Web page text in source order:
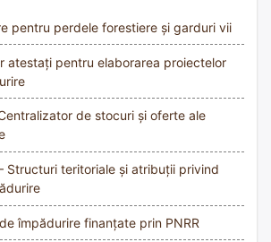
pentru perdele forestiere și garduri vii
atestați pentru elaborarea proiectelor
de stocuri și oferte ale
Structuri teritoriale și atribuții privind
împădurire finanțate prin PNRR